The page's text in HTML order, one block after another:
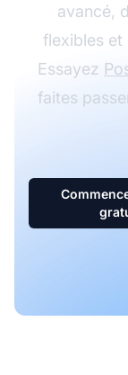
avancé,
flexibles et
Essayez
faites